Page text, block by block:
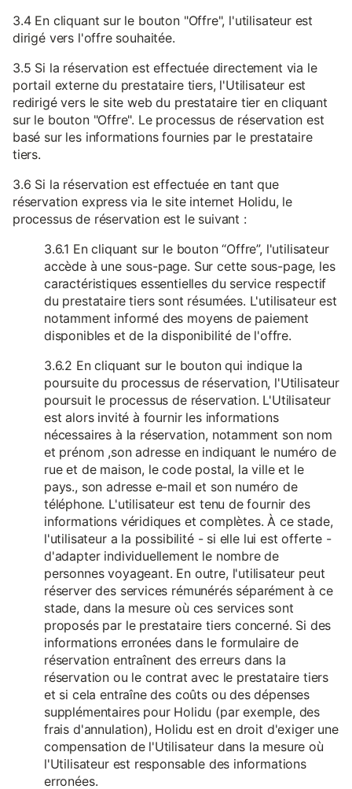
3.4 En cliquant sur le bouton "Offre", l'utilisateur est
dirigé vers l'offre souhaitée.
3.5 Si la réservation est effectuée directement via le
portail externe du prestataire tiers, l'Utilisateur est
redirigé vers le site web du prestataire tier en cliquant
sur le bouton "Offre". Le processus de réservation est
basé sur les informations fournies par le prestataire
tiers.
3.6 Si la réservation est effectuée en tant que
réservation express via le site internet Holidu, le
processus de réservation est le suivant :
3.6.1 En cliquant sur le bouton “Offre”, l'utilisateur
accède à une sous-page. Sur cette sous-page, les
caractéristiques essentielles du service respectif
du prestataire tiers sont résumées. L'utilisateur est
notamment informé des moyens de paiement
disponibles et de la disponibilité de l'offre.
3.6.2 En cliquant sur le bouton qui indique la
poursuite du processus de réservation, l'Utilisateur
poursuit le processus de réservation. L'Utilisateur
est alors invité à fournir les informations
nécessaires à la réservation, notamment son nom
et prénom ,son adresse en indiquant le numéro de
rue et de maison, le code postal, la ville et le
pays., son adresse e-mail et son numéro de
téléphone. L'utilisateur est tenu de fournir des
informations véridiques et complètes. À ce stade,
l'utilisateur a la possibilité - si elle lui est offerte -
d'adapter individuellement le nombre de
personnes voyageant. En outre, l'utilisateur peut
réserver des services rémunérés séparément à ce
stade, dans la mesure où ces services sont
proposés par le prestataire tiers concerné. Si des
informations erronées dans le formulaire de
réservation entraînent des erreurs dans la
réservation ou le contrat avec le prestataire tiers
et si cela entraîne des coûts ou des dépenses
supplémentaires pour Holidu (par exemple, des
frais d'annulation), Holidu est en droit d'exiger une
compensation de l'Utilisateur dans la mesure où
l'Utilisateur est responsable des informations
erronées.